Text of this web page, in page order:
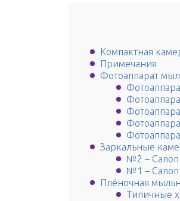
Компактная
Примечания
Фотоаппарат
Заркальные
№2 – Canon
№1 – Canon
Плёночная
Типичные